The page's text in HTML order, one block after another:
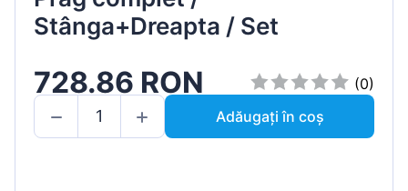
Stânga+Dreapta / Set
728.86 RON
(0)
Adăugați în coș